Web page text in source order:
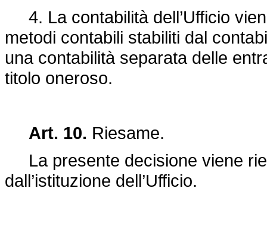
4. La contabilità dell’Ufficio
metodi contabili stabiliti dal
una contabilità separata delle
titolo oneroso.
Art. 10. Riesame.
La presente decisione viene
dall’istituzione dell’Ufficio.